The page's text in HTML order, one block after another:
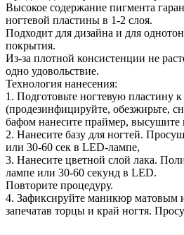
Высокое содержание пигмента
ногтевой пластины в 1-2 слоя.
Подходит для дизайна и для
покрытия.
Из-за плотной консистенции не
одно удовольствие.
Технология нанесения:
1. Подготовьте ногтевую пластину
(продезинфицируйте, обезжирьте,
бафом нанесите праймер, высушите
2. Нанесите базу для ногтей.
или 30-60 сек в LED-лампе,
3. Нанесите цветной слой лака.
лампе или 30-60 секунд в LED.
Повторите процедуру.
4. Зафиксируйте маникюр матовым
запечатав торцы и край ногтя.